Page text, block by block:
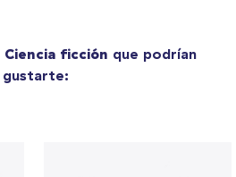
Ciencia ficción que podrían
gustarte: